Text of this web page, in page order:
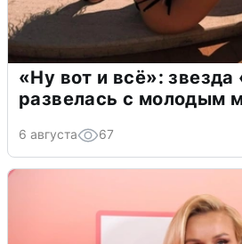
«Ну вот и всё»:
развелась с молодым
6 августа 67